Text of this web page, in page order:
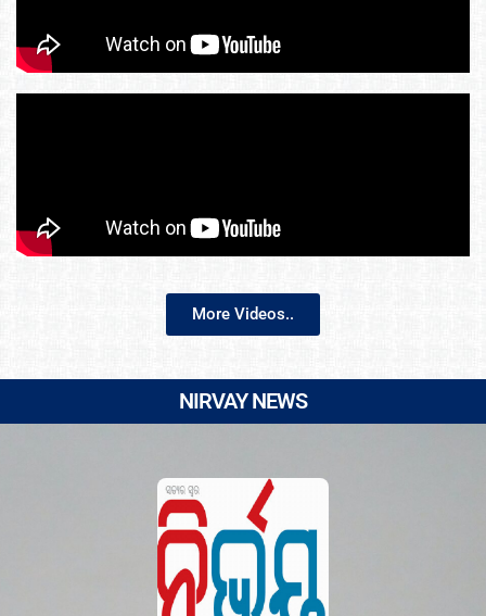
More Videos..
NIRVAY NEWS